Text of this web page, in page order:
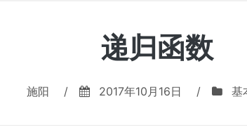
递归函数
施阳 / 2017年10月16日 / 基